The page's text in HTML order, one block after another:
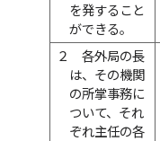
を発すること
ができる。
２
各外局の長
は、その機関
の所掌事務に
ついて、それ
ぞれ主任の各